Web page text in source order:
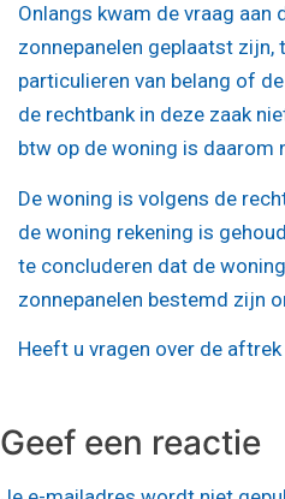
Onlangs kwam de vraag
zonnepanelen geplaatst zijn,
particulieren van belang of
de rechtbank in deze zaak
btw op de woning is daarom
De woning is volgens de
de woning rekening is
te concluderen dat de
zonnepanelen bestemd zijn
Heeft u vragen over de
Geef een reactie